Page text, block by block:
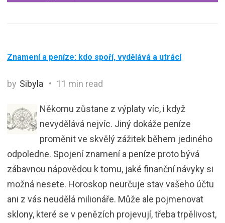
Znamení a peníze: kdo spoří, vydělává a utrácí
by Sibyla 11 min read
Někomu zůstane z výplaty víc, i když
nevydělává nejvíc. Jiný dokáže peníze
proměnit ve skvělý zážitek během jediného
odpoledne. Spojení znamení a peníze proto bývá
zábavnou nápovědou k tomu, jaké finanční návyky si
možná nesete. Horoskop neurčuje stav vašeho účtu
ani z vás neudělá milionáře. Může ale pojmenovat
sklony, které se v penězích projevují, třeba trpělivost,